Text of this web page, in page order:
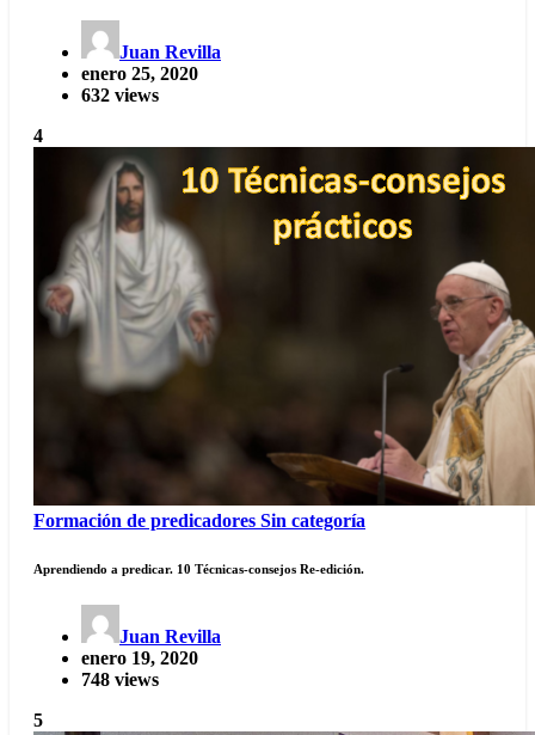
Juan Revilla
enero 25, 2020
632 views
4
Formación de predicadores Sin categoría
Aprendiendo a predicar. 10 Técnicas-consejos Re-edición.
Juan Revilla
enero 19, 2020
748 views
5